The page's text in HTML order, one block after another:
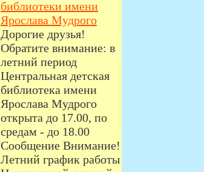
библиотеки имени
Ярослава Мудрого
Дорогие друзья!
Обратите внимание: в
летний период
Центральная детская
библиотека имени
Ярослава Мудрого
открыта до 17.00, по
средам - до 18.00
Сообщение Внимание!
Летний график работы